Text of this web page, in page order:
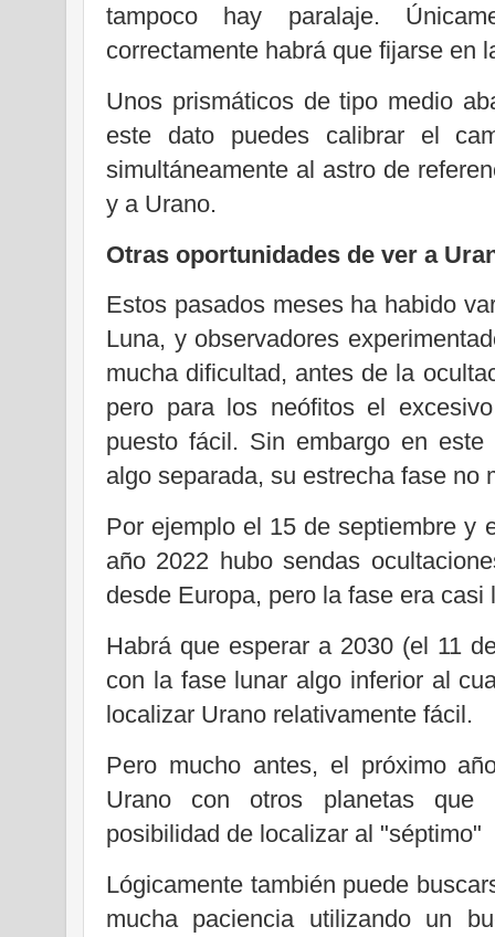
tampoco hay paralaje.
correctamente habrá que fijarse en
Unos prismáticos de tipo medio
este dato puedes calibrar el
simultáneamente al astro de
y a Urano.
Otras oportunidades de ver a
Estos pasados meses ha habido
Luna, y observadores
mucha dificultad, antes de la
pero para los neófitos el
puesto fácil. Sin embargo en
algo separada, su estrecha fase no
Por ejemplo el 15 de septiembre y
año 2022 hubo sendas
desde Europa, pero la fase era casi
Habrá que esperar a 2030 (el 11
con la fase lunar algo inferior al
localizar Urano relativamente fácil.
Pero mucho antes, el próximo
Urano con otros planetas que
posibilidad de localizar al "séptimo"
Lógicamente también puede
mucha paciencia utilizando un